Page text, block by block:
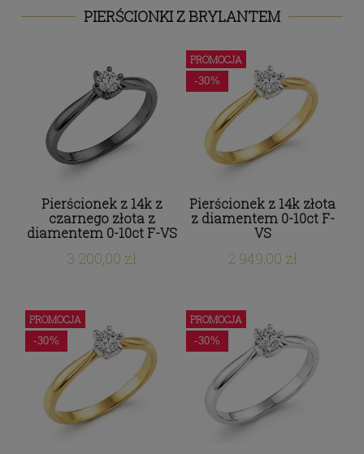
PIERŚCIONKI Z BRYLANTEM
Pierścionek z 14k z
czarnego złota z
diamentem 0-10ct F-VS
3 200,00 zł
Pierścionek z 14k złota
z diamentem 0-10ct F-
VS
-30%
2 949,00 zł
PROMOCJA
-30%
PROMOCJA
-30%
PROMOCJA